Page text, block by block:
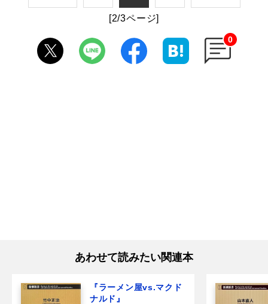
[2/3ページ]
0
あわせて読みたい関連本
『ラーメン屋vs.マクド
ナルド』